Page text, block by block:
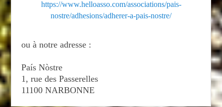
https://www.helloasso.com/associations/pais-
nostre/adhesions/adherer-a-pais-nostre/
ou à notre adresse :
País Nòstre
1, rue des Passerelles
11100 NARBONNE